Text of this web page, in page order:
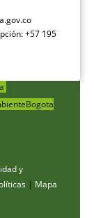
+57 195
y
| Mapa